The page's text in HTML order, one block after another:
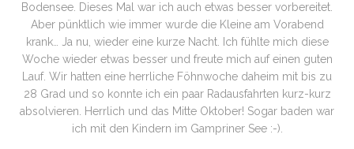
Bodensee. Dieses Mal war ich auch etwas besser vorbereitet.
Aber pünktlich wie immer wurde die Kleine am Vorabend
krank… Ja nu, wieder eine kurze Nacht. Ich fühlte mich diese
Woche wieder etwas besser und freute mich auf einen guten
Lauf. Wir hatten eine herrliche Föhnwoche daheim mit bis zu
28 Grad und so konnte ich ein paar Radausfahrten kurz-kurz
absolvieren. Herrlich und das Mitte Oktober! Sogar baden war
ich mit den Kindern im Gampriner See :-).